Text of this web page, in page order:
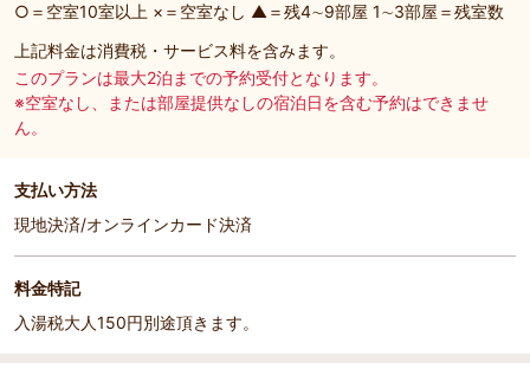
○＝空室10室以上 ×＝空室なし ▲＝残4∼9部屋 1∼3部屋＝残室数
上記料金は消費税・サービス料を含みます。
このプランは最大2泊までの予約受付となります。
※空室なし、または部屋提供なしの宿泊日を含む予約はできませ
ん。
支払い方法
現地決済/オンラインカード決済
料金特記
入湯税大人150円別途頂きます。